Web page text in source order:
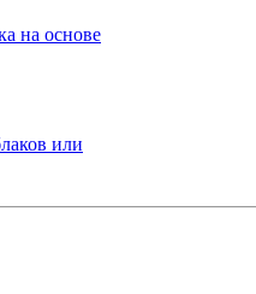
на основе
или